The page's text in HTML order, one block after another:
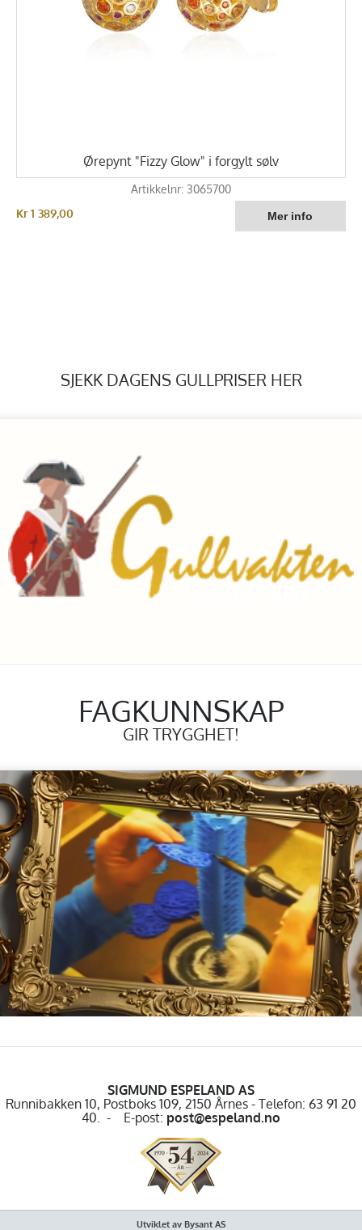
Ørepynt "Fizzy Glow" i forgylt sølv
Artikkelnr: 3065700
Kr 1 389,00
SJEKK DAGENS GULLPRISER HER
FAGKUNNSKAP
GIR TRYGGHET!
SIGMUND ESPELAND AS
Runnibakken 10, Postboks 109, 2150 Årnes - Telefon: 63 91 20
40. - E-post: post@espeland.no
Utviklet av Bysant AS